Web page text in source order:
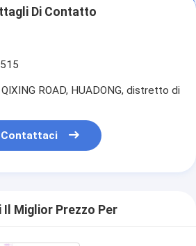
Di Contatto
ROAD, HUADONG, distretto di
Contattaci
Il Miglior Prezzo Per